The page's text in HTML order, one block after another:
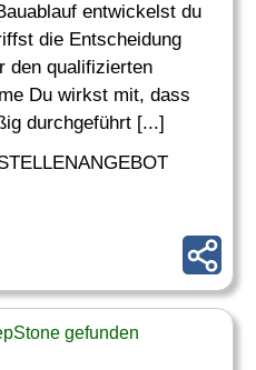
entwickelst du
die Entscheidung
den qualifizierten
Du wirkst mit, dass
durchgeführt [...]
gefunden